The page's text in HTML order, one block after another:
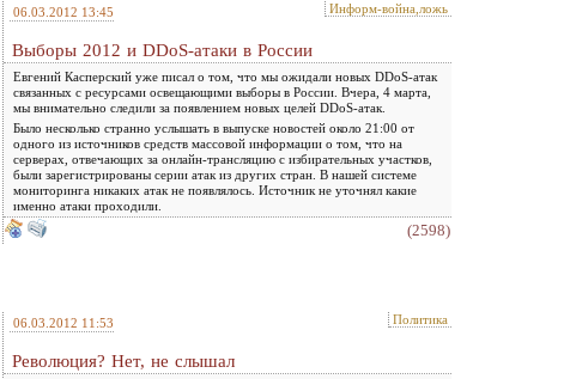
06.03.2012 13:45 Информ-война,ложь
Выборы 2012 и DDoS-атаки в России
Евгений Касперский уже писал о том, что мы ожидали новых DDoS-атак
связанных с ресурсами освещающими выборы в России. Вчера, 4 марта,
мы внимательно следили за появлением новых целей DDoS-атак.
Было несколько странно услышать в выпуске новостей около 21:00 от
одного из источников средств массовой информации о том, что на
серверах, отвечающих за онлайн-трансляцию с избирательных участков,
были зарегистрированы серии атак из других стран. В нашей системе
мониторинга никаких атак не появлялось. Источник не уточнял какие
именно атаки проходили.
(2598)
06.03.2012 11:53 Политика
Революция? Нет, не слышал